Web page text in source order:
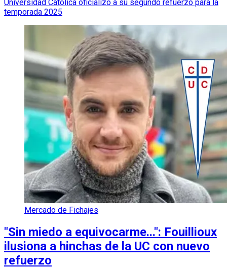
Universidad Católica oficializó a su segundo refuerzo para la
temporada 2025
Mercado de Fichajes
"Sin miedo a equivocarme...": Fouillioux
ilusiona a hinchas de la UC con nuevo
refuerzo